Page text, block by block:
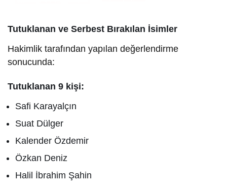
Tutuklanan ve Serbest Bırakılan İsimler
Hakimlik tarafından yapılan değerlendirme
sonucunda:
Tutuklanan 9 kişi:
Safi Karayalçın
Suat Dülger
Kalender Özdemir
Özkan Deniz
Halil İbrahim Şahin